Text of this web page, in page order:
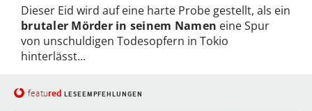
Dieser Eid wird auf eine harte Probe gestellt, als ein
brutaler Mörder in seinem Namen eine Spur
von unschuldigen Todesopfern in Tokio
hinterlässt...
featured LESEEMPFEHLUNGEN